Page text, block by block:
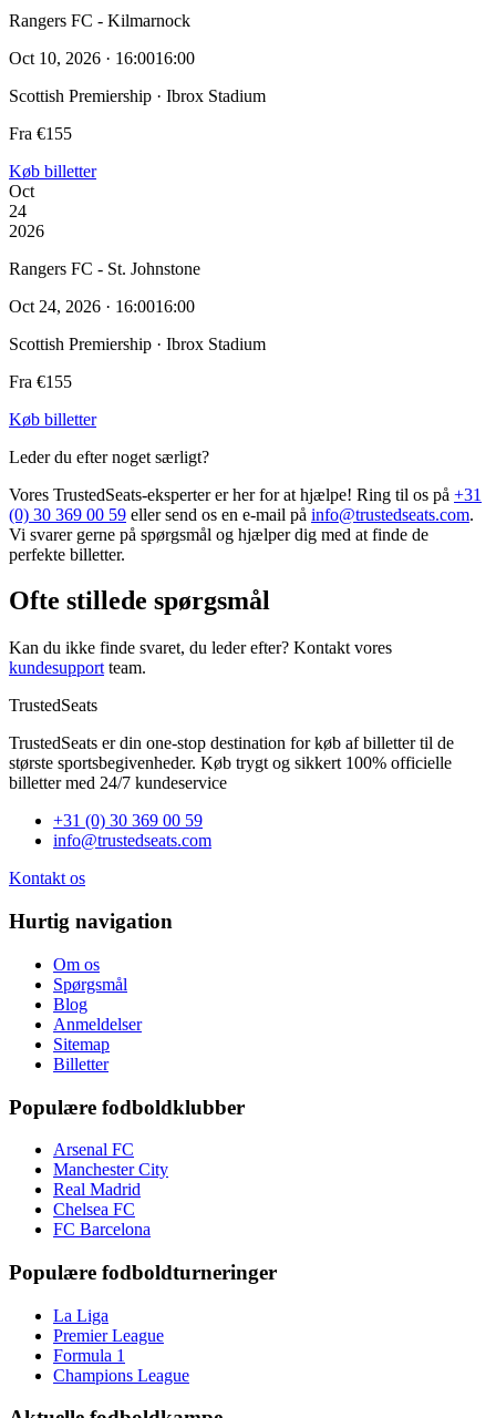
Rangers FC - Kilmarnock
Oct 10, 2026 · 16:0016:00
Scottish Premiership · Ibrox Stadium
Fra €155
Køb billetter
Oct
24
2026
Rangers FC - St. Johnstone
Oct 24, 2026 · 16:0016:00
Scottish Premiership · Ibrox Stadium
Fra €155
Køb billetter
Leder du efter noget særligt?
Vores TrustedSeats-eksperter er her for at hjælpe! Ring til os på +31
(0) 30 369 00 59 eller send os en e-mail på info@trustedseats.com.
Vi svarer gerne på spørgsmål og hjælper dig med at finde de
perfekte billetter.
Ofte stillede spørgsmål
Kan du ikke finde svaret, du leder efter? Kontakt vores
kundesupport team.
TrustedSeats
TrustedSeats er din one-stop destination for køb af billetter til de
største sportsbegivenheder. Køb trygt og sikkert 100% officielle
billetter med 24/7 kundeservice
+31 (0) 30 369 00 59
info@trustedseats.com
Kontakt os
Hurtig navigation
Om os
Spørgsmål
Blog
Anmeldelser
Sitemap
Billetter
Populære fodboldklubber
Arsenal FC
Manchester City
Real Madrid
Chelsea FC
FC Barcelona
Populære fodboldturneringer
La Liga
Premier League
Formula 1
Champions League